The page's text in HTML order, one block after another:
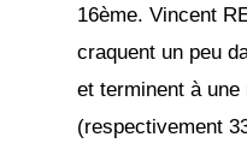
16ème. Vincent
craquent un peu
et terminent à
(respectivement